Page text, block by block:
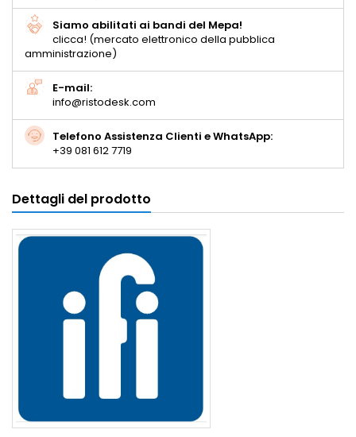
Siamo abilitati ai bandi del Mepa!
clicca! (mercato elettronico della pubblica
amministrazione)
E-mail:
info@ristodesk.com
Telefono Assistenza Clienti e WhatsApp:
+39 081 612 7719
Dettagli del prodotto